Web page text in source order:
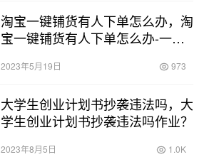
淘宝一键铺货有人下单怎么办，淘
宝一键铺货有人下单怎么办-一键
2023年5月19日 973
大学生创业计划书抄袭违法吗，大
学生创业计划书抄袭违法吗作业？
2023年8月5日 1.0K